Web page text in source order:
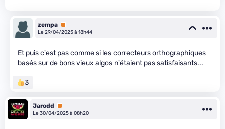
zempa Premium
Le 29/04/2025 à 18h44
Et puis c'est pas comme si les correcteurs orthographiques
basés sur de bons vieux algos n'étaient pas satisfaisants...
3
Jarodd
Premium
Le 30/04/2025 à 08h20